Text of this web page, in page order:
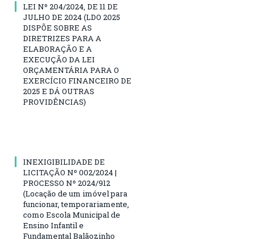
LEI Nº 204/2024, DE 11 DE
JULHO DE 2024 (LDO 2025
DISPÕE SOBRE AS
DIRETRIZES PARA A
ELABORAÇÃO E A
EXECUÇÃO DA LEI
ORÇAMENTÁRIA PARA O
EXERCÍCIO FINANCEIRO DE
2025 E DÁ OUTRAS
PROVIDÊNCIAS)
INEXIGIBILIDADE DE
LICITAÇÃO Nº 002/2024 |
PROCESSO Nº 2024/912
(Locação de um imóvel para
funcionar, temporariamente,
como Escola Municipal de
Ensino Infantil e
Fundamental Balãozinho